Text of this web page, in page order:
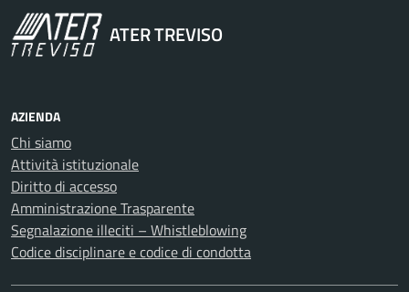
ATER TREVISO
AZIENDA
Chi siamo
Attività istituzionale
Diritto di accesso
Amministrazione Trasparente
Segnalazione illeciti – Whistleblowing
Codice disciplinare e codice di condotta